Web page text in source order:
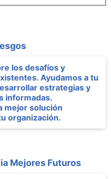
los desafíos y
Ayudamos a tu
estrategias y
informadas.
mejor solución
organización.
Mejores Futuros